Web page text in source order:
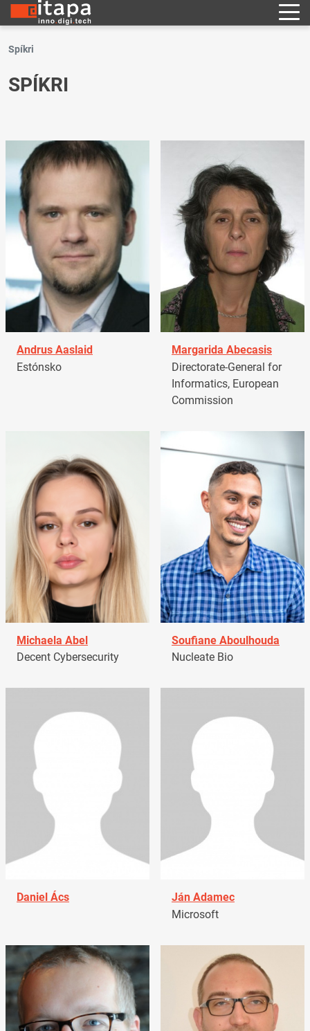
Spíkri
SPÍKRI
Andrus Aaslaid
Estónsko
Margarida Abecasis
Directorate-General for
Informatics, European
Commission
Michaela Abel
Decent Cybersecurity
Soufiane Aboulhouda
Nucleate Bio
Daniel Ács
Ján Adamec
Microsoft